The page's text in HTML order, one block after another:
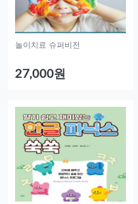
놀이치료 슈퍼비전
27,000원